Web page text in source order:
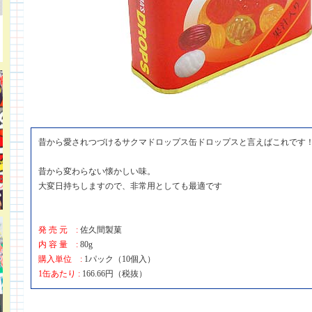
昔から愛されつづけるサクマドロップス缶ドロップスと言えばこれです
昔から変わらない懐かしい味。
大変日持ちしますので、非常用としても最適です
発 売 元 : 佐久間製菓
内 容 量 : 80g
購入単位 : 1パック（10個入）
1缶あたり : 166.66円（税抜）